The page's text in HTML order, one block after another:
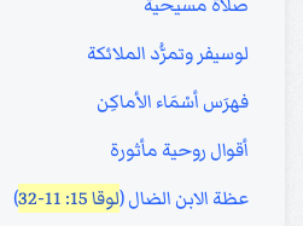
لوسيفر وتمرُّد الملائكة
فهرَس أسْمَاء الأماكِن
أقوال روحية مأثورة
عظة الابن الضال (لوقا 15: 11-32 )